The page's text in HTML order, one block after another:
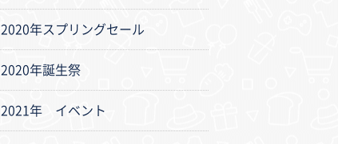
2020年スプリングセール
2020年誕生祭
2021年 イベント